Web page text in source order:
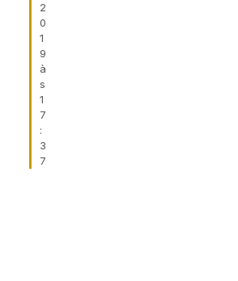
2
0
1
9
à
s
1
7
:
3
7